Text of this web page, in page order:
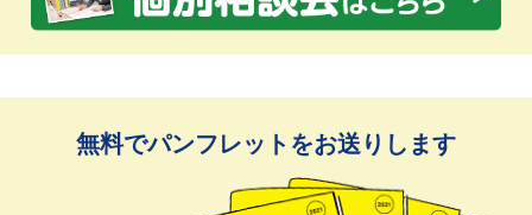
無料でパンフレットをお送りします